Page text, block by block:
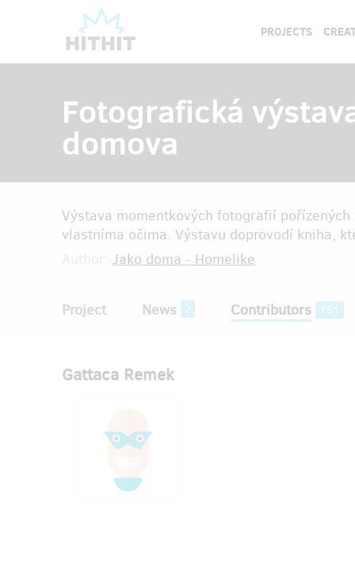
PROJECTS
Fotografická
domova
Výstava momentkových fotografií
vlastníma očima. Výstavu doprovodí kniha,
Jako doma - Homelike
Project News 2 Contributors 151
Gattaca Remek